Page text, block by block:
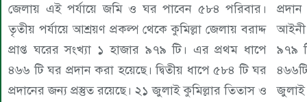
জেলায় এই পর্যায়ে জমি ও ঘর পাবেন ৫৮৪ পরিবার।
তৃতীয় পর্যায়ে আশ্রয়ণ প্রকল্প থেকে কুমিল্লা জেলায় বরাদ্দ
প্রাপ্ত ঘরের সংখ্যা ১ হাজার ৯৭৯ টি। এর প্রথম ধাপে
৪৬৬ টি ঘর প্রদান করা হয়েছে। দ্বিতীয় ধাপে ৫৮৪ টি ঘর
প্রদানের জন্য প্রস্তুত রয়েছে। ২১ জুলাই কুমিল্লার তিতাস ও
আইনী
৯৭৯
জুলাই